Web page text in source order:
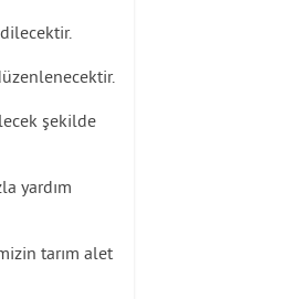
şekilde
yardım
tarım alet